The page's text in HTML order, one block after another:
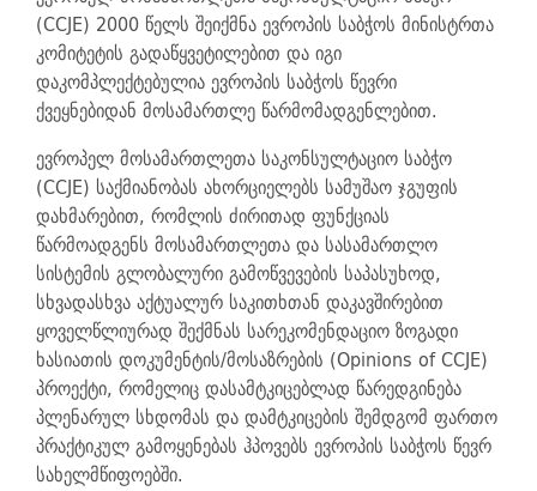
(CCJE) 2000 წელს შეიქმნა ევროპის საბჭოს მინისტრთა
კომიტეტის გადაწყვეტილებით და იგი
დაკომპლექტებულია ევროპის საბჭოს წევრი
ქვეყნებიდან მოსამართლე წარმომადგენლებით.
ევროპელ მოსამართლეთა საკონსულტაციო საბჭო
(CCJE) საქმიანობას ახორციელებს სამუშაო ჯგუფის
დახმარებით, რომლის ძირითად ფუნქციას
წარმოადგენს მოსამართლეთა და სასამართლო
სისტემის გლობალური გამოწვევების საპასუხოდ,
სხვადასხვა აქტუალურ საკითხთან დაკავშირებით
ყოველწლიურად შექმნას სარეკომენდაციო ზოგადი
ხასიათის დოკუმენტის/მოსაზრების (Opinions of CCJE)
პროექტი, რომელიც დასამტკიცებლად წარედგინება
პლენარულ სხდომას და დამტკიცების შემდგომ ფართო
პრაქტიკულ გამოყენებას ჰპოვებს ევროპის საბჭოს წევრ
სახელმწიფოებში.